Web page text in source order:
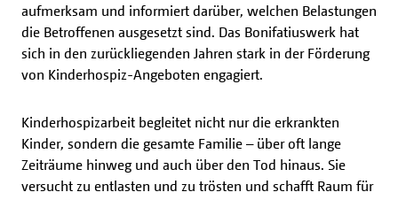
aufmerksam und informiert darüber, welchen Belastungen
die Betroffenen ausgesetzt sind. Das Bonifatiuswerk hat
sich in den zurückliegenden Jahren stark in der Förderung
von Kinderhospiz-Angeboten engagiert.
Kinderhospizarbeit begleitet nicht nur die erkrankten
Kinder, sondern die gesamte Familie – über oft lange
Zeiträume hinweg und auch über den Tod hinaus. Sie
versucht zu entlasten und zu trösten und schafft Raum für